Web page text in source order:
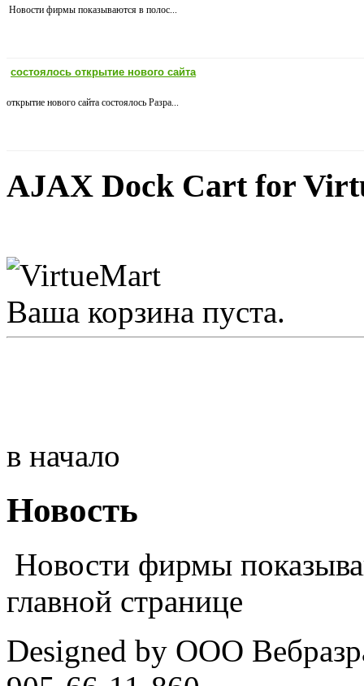
Новости фирмы показываются в полос...
состоялось открытие нового сайта
открытие нового сайта состоялось Разра...
AJAX Dock Cart for
Ваша корзина пуста.
в начало
Новость
Новости фирмы
главной странице
Designed by ООО